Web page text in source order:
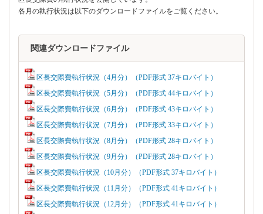
各月の執行状況は以下のダウンロードファイルをご覧ください。
関連ダウンロードファイル
区長交際費執行状況（4月分）（PDF形式 37キロバイト）
区長交際費執行状況（5月分）（PDF形式 44キロバイト）
区長交際費執行状況（6月分）（PDF形式 43キロバイト）
区長交際費執行状況（7月分）（PDF形式 33キロバイト）
区長交際費執行状況（8月分）（PDF形式 28キロバイト）
区長交際費執行状況（9月分）（PDF形式 28キロバイト）
区長交際費執行状況（10月分）（PDF形式 37キロバイト）
区長交際費執行状況（11月分）（PDF形式 41キロバイト）
区長交際費執行状況（12月分）（PDF形式 41キロバイト）